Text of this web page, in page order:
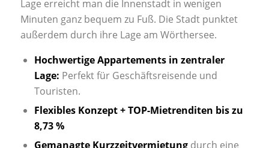
Lage erreicht man die Innenstadt in wenigen
Minuten ganz bequem zu Fuß. Die Stadt punktet
außerdem durch ihre Lage am Wörthersee.
Hochwertige Appartements in zentraler
Lage: Perfekt für Geschäftsreisende und
Touristen.
Flexibles Konzept + TOP-Mietrenditen bis zu
8,73 %
Gemanagte Kurzzeitvermietung durch eine